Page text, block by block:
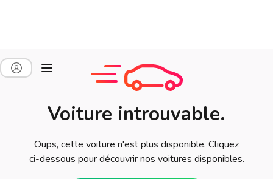
Voiture introuvable.
Oups, cette voiture n'est plus disponible. Cliquez
ci-dessous pour découvrir nos voitures disponibles.